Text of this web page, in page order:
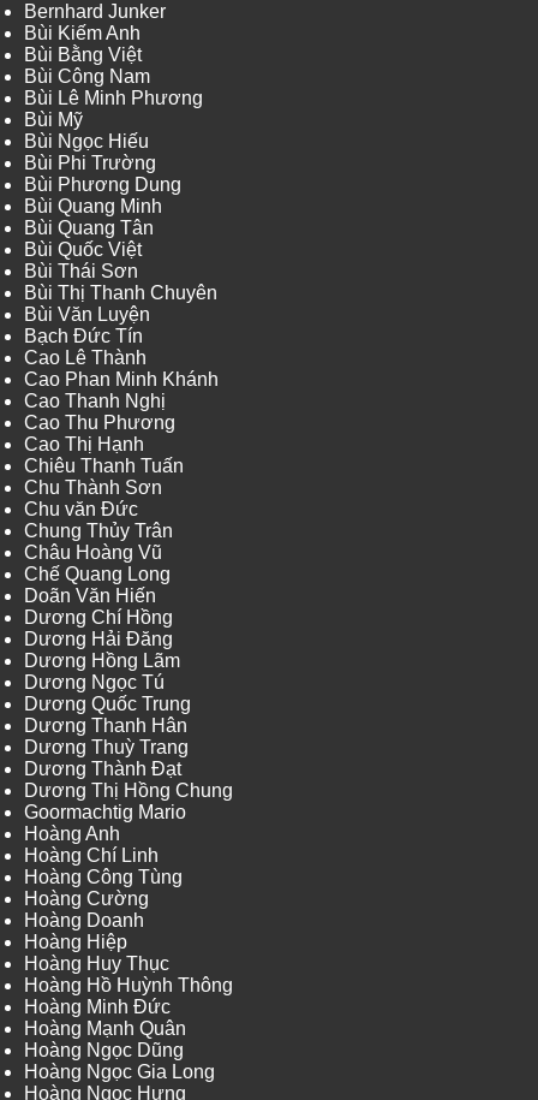
Bernhard Junker
Bùi Kiếm Anh
Bùi Bằng Việt
Bùi Công Nam
Bùi Lê Minh Phương
Bùi Mỹ
Bùi Ngọc Hiếu
Bùi Phi Trường
Bùi Phương Dung
Bùi Quang Minh
Bùi Quang Tân
Bùi Quốc Việt
Bùi Thái Sơn
Bùi Thị Thanh Chuyên
Bùi Văn Luyện
Bạch Đức Tín
Cao Lê Thành
Cao Phan Minh Khánh
Cao Thanh Nghị
Cao Thu Phương
Cao Thị Hạnh
Chiêu Thanh Tuấn
Chu Thành Sơn
Chu văn Đức
Chung Thủy Trân
Châu Hoàng Vũ
Chế Quang Long
Doãn Văn Hiến
Dương Chí Hồng
Dương Hải Đăng
Dương Hồng Lãm
Dương Ngọc Tú
Dương Quốc Trung
Dương Thanh Hân
Dương Thuỳ Trang
Dương Thành Đạt
Dương Thị Hồng Chung
Goormachtig Mario
Hoàng Anh
Hoàng Chí Linh
Hoàng Công Tùng
Hoàng Cường
Hoàng Doanh
Hoàng Hiệp
Hoàng Huy Thục
Hoàng Hồ Huỳnh Thông
Hoàng Minh Đức
Hoàng Mạnh Quân
Hoàng Ngọc Dũng
Hoàng Ngọc Gia Long
Hoàng Ngọc Hưng